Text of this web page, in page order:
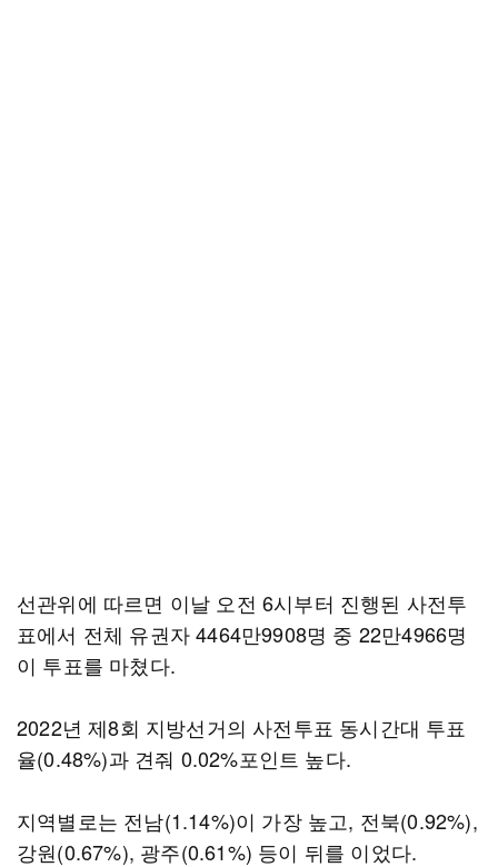
선관위에 따르면 이날 오전 6시부터 진행된 사전투
표에서 전체 유권자 4464만9908명 중 22만4966명
이 투표를 마쳤다.
2022년 제8회 지방선거의 사전투표 동시간대 투표
율(0.48%)과 견줘 0.02%포인트 높다.
지역별로는 전남(1.14%)이 가장 높고, 전북(0.92%),
강원(0.67%), 광주(0.61%) 등이 뒤를 이었다.